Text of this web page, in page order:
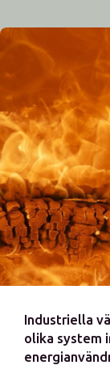
Industriella
olika system